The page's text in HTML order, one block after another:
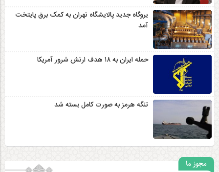
یروگاه جدید پالایشگاه تهران به کمک برق پایتخت
آمد
حمله ایران به ۱۸ هدف ارتش شرور آمریکا
تنگه هرمز به صورت کامل بسته شد
مجوز ما